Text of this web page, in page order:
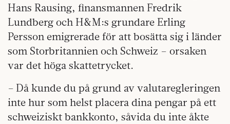
Hans Rausing, finansmannen Fredrik
Lundberg och H&M:s grundare Erling
Persson emigrerade för att bosätta sig i länder
som Storbritannien och Schweiz – orsaken
var det höga skattetrycket.
– Då kunde du på grund av valutare­gleringen
inte hur som helst placera dina pengar på ett
schweiziskt bankkonto, såvida du inte åkte